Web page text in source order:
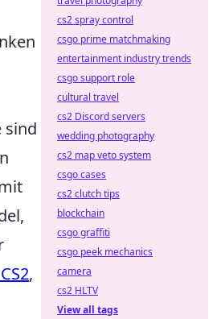
sind
,
cs2 spray control
csgo prime matchmaking
entertainment industry trends
csgo support role
cultural travel
cs2 Discord servers
wedding photography
cs2 map veto system
csgo cases
cs2 clutch tips
blockchain
csgo graffiti
csgo peek mechanics
camera
cs2 HLTV
View all tags